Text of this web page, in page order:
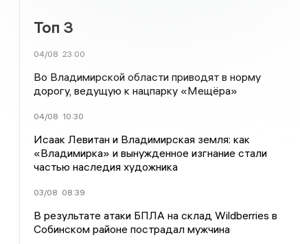
Топ 3
04/08 23:00
Во Владимирской области приводят в норму
дорогу, ведущую к нацпарку «Мещёра»
04/08 10:30
Исаак Левитан и Владимирская земля: как
«Владимирка» и вынужденное изгнание стали
частью наследия художника
03/08 08:39
В результате атаки БПЛА на склад Wildberries в
Собинском районе пострадал мужчина